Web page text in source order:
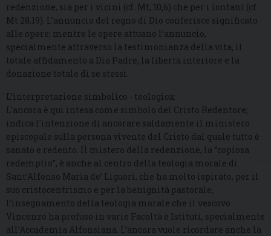
redenzione, sia per i vicini (cf. Mt, 10,6) che per i lontani (cf.
Mt 28,19). L’annuncio del regno di Dio conferisce significato
alle opere; mentre le opere attuano l’annuncio,
specialmente attraverso la testimonianza della vita, il
totale affidamento a Dio Padre, la libertà interiore e la
donazione totale di se stessi.
L’interpretazione simbolico - teologica:
L’ancora è qui intesa come simbolo del Cristo Redentore;
indica l’intenzione di ancorare saldamente il ministero
episcopale sulla persona vivente del Cristo dal quale tutto è
sanato e redento. Il mistero della redenzione, la “copiosa
redemptio”, è anche al centro della teologia morale di
Sant’Alfonso Maria de’ Liguori, che ha molto ispirato, per il
suo cristocentrismo e per la benignità pastorale,
l’insegnamento della teologia morale che il vescovo
Vincenzo ha profuso in varie Facoltà e Istituti, specialmente
all’Accademia Alfonsiana. L’ancora vuole ricordare anche la